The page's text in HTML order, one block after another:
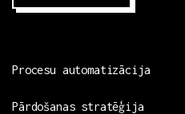
Procesu automatizācija
Pārdošanas stratēģija